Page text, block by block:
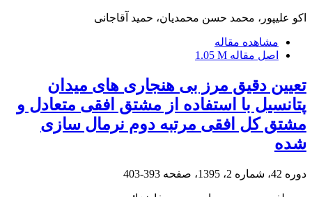
اکو علیپور، محمد حسن محمدیان، حمید آقاجانی
مشاهده مقاله
اصل مقاله 1.05 M
تعیین دقیق مرز بی هنجاری های میدان
پتانسیل با استفاده از مشتق افقی متعادل و
مشتق کل افقی مرتبه دوم نرمال سازی
شده
دوره 42، شماره 2، 1395، صفحه 393-403